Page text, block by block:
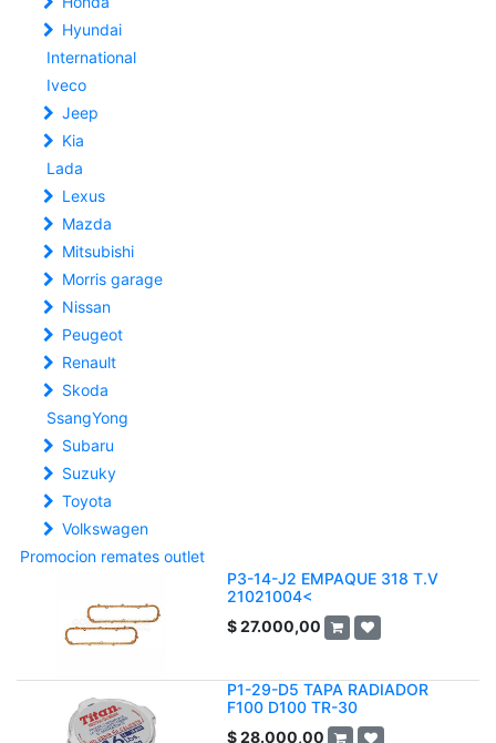
Hyundai
International
Iveco
Jeep
Kia
Lada
Lexus
Mazda
Mitsubishi
Morris garage
Nissan
Peugeot
Renault
Skoda
SsangYong
Subaru
Suzuky
Toyota
Volkswagen
Promocion remates outlet
P3-14-J2 EMPAQUE 318 T.V
21021004<
$27.000,00
P1-29-D5 TAPA RADIADOR
F100 D100 TR-30
$28.000,00